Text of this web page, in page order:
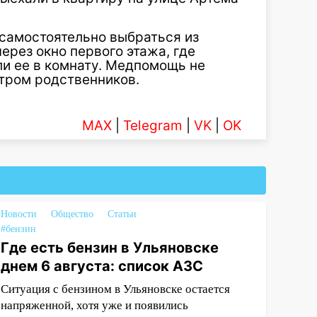
выбраться из
окно первого этажа, где
ее в комнату. Медпомощь не
родственников.
MAX Telegram VK OK
Новости Общество
Статьи
#бензин
Где есть бензин в Ульяновске
днем 6 августа: список АЗС
Ситуация с бензином в Ульяновске остается
напряженной, хотя уже и появились